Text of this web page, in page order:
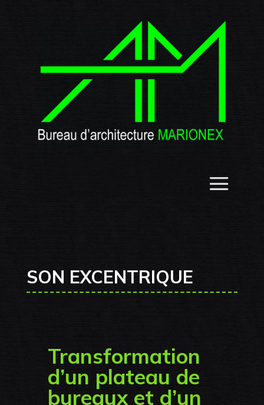
SON EXCENTRIQUE
Transformation
d’un plateau de
bureaux et d’un